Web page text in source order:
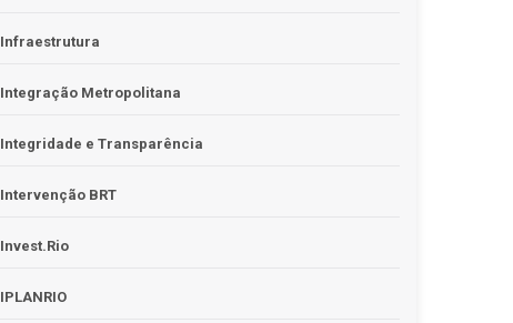
Infraestrutura
Integração Metropolitana
Integridade e Transparência
Intervenção BRT
Invest.Rio
IPLANRIO